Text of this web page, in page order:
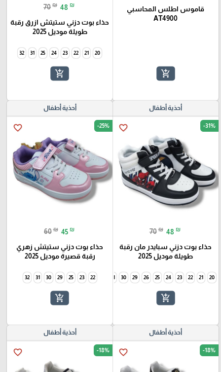
قاموس اطلس المحاسبي
AT4900
add_shopping_cart
70 ₪ 48 ₪
حذاء بوت دزني ستيتش ازرق رقبة
طويلة موديل 2025
20
21
22
23
24
25
31
32
add_shopping_cart
أحذية أطفال
favorite_border -31%
70 ₪ 48 ₪
حذاء بوت دزني سبايدر مان رقبة
طويلة موديل 2025
20
21
22
23
24
25
26
29
30
31
33
34
add_shopping_cart
أحذية أطفال
favorite_border -25%
60 ₪ 45 ₪
حذاء بوت دزني ستيتش زهري
رقبة قصيرة موديل 2025
22
23
25
29
30
31
32
add_shopping_cart
أحذية أطفال
favorite_border -18%
أحذية أطفال
favorite_border -18%